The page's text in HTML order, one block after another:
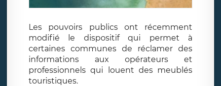
Les pouvoirs publics ont récemment
modifié le dispositif qui permet à
certaines communes de réclamer des
informations aux opérateurs et
professionnels qui louent des meublés
touristiques.